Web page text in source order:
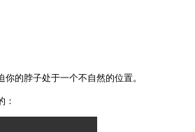
的脖子处于一个不自然的位置。
：